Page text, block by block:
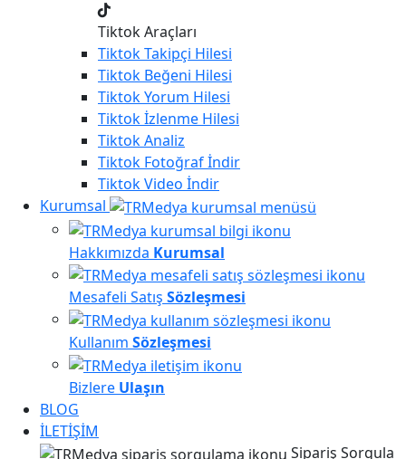
Tiktok Araçları
TiktokTakipçi Hilesi
Tiktok Beğeni Hilesi
TiktokYorum Hilesi
Tiktokİzlenme Hilesi
TiktokAnaliz
Tiktok Fotoğraf İndir
TiktokVideo İndir
Kurumsal
Hakkımızda Kurumsal
Mesafeli Satış Sözleşmesi
Kullanım Sözleşmesi
Bizlere Ulaşın
BLOG
İLETİŞİM
Sipariş Sorgula